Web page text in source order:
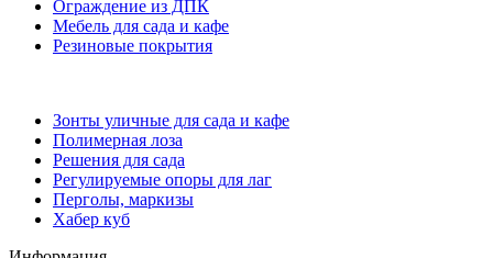
Ограждение из ДПК
Мебель для сада и кафе
Резиновые покрытия
Зонты уличные для сада и кафе
Полимерная лоза
Решения для сада
Регулируемые опоры для лаг
Перголы, маркизы
Хабер куб